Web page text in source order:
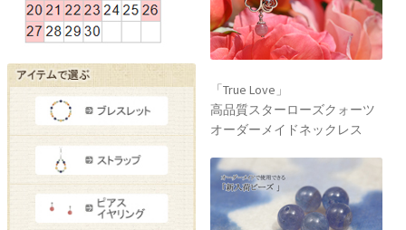
「True Love」
高品質スターローズクォーツ
オーダーメイドネックレス